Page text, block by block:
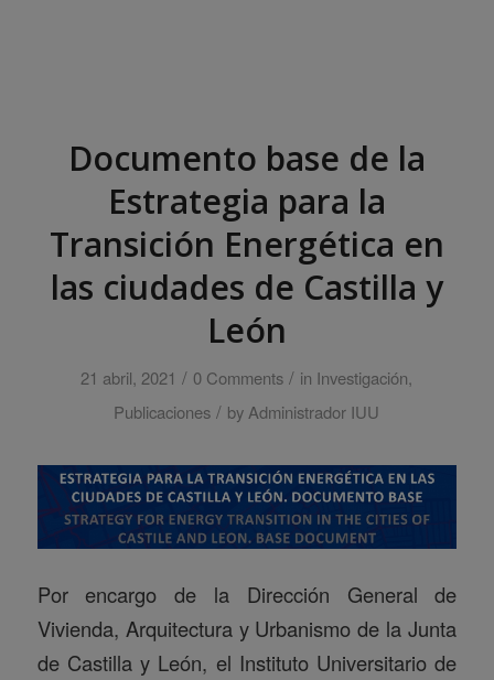
Documento base de la
Estrategia para la
Transición Energética en
las ciudades de Castilla y
León
21 abril, 2021 / 0 Comments / in Investigación,
Publicaciones / by Administrador IUU
Por encargo de la Dirección General de
Vivienda, Arquitectura y Urbanismo de la Junta
de Castilla y León, el Instituto Universitario de